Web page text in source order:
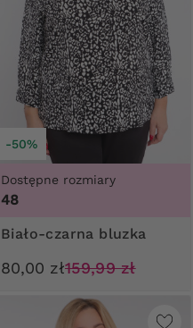
-50%
Dostępne rozmiary
48
Biało-czarna bluzka
80,00 zł159,99 zł